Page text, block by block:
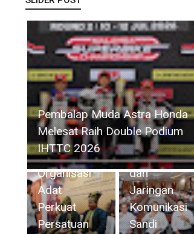
Amsakar Lantik Panglima
Sambang Kota Batam, Ajak
Organisasi Adat Perkuat
Persatuan
Sekda
Firmansyah
Buka Rakor
Evaluasi
Keamanan
Informasi
dan
Jaringan
Komunikasi
Sandi
Kenaikan
Harga BBM
Berdampak,
Pemko
Batam
Kendalikan
Inflasi Lewat
Kolaborasi
TPID